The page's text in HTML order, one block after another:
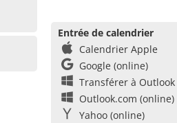
Entrée de calendrier
Calendrier Apple
Google (online)
Transférer à Outlook
Outlook.com (online)
Yahoo (online)